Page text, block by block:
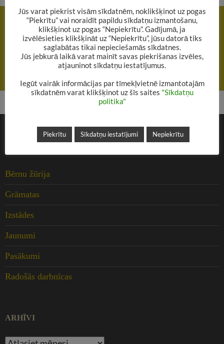
Rakstu
navigācija
IEPRIEKŠĒJAIS RAKSTS
Čaklākie lasītāju – bērnu Top10 Alūksnes pilsētas bibliotēkā
2021.gadā
NĀKAMAIS RAKSTS
Bērnu žūrija
Grāmatas
Izstādes
Jaunumi
Pasākumi
Radošās darbnīcas
ARHĪVI
Arhīvi
Jūs varat piekrist visām sīkdatnēm, noklikšķinot uz pogas
“Piekrītu” vai noraidīt papildu sīkdatņu izmantošanu,
klikšķinot uz pogas “Nepiekrītu”. Gadījumā, ja
izvēlēsieties klikšķināt uz “Nepiekrītu”, jūsu datorā tiks
saglabātas tikai nepieciešamās sīkdatnes.
Jūs jebkurā laikā varat mainīt savas piekrišanas izvēles,
atjauninot sīkdatņu iestatījumus.
Iegūt vairāk informācijas par tīmekļvietnē izmantotajām
sīkdatnēm varat klikšķinot uz šīs saites "Sīkdatņu
politika"
Piekrītu Sīkdatņu iestatījumi Nepiekrītu